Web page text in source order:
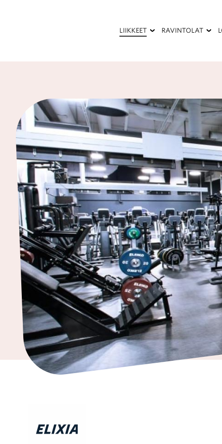
LIIKKEET
Palvelut
Pukeutuminen
Ravintolat
kahvilat
Sisustaminen
ja
kodintarvikkeet
Tavaratalot
ja
päivittäistavarat
Vapaa-
aika
RAVINTOLAT